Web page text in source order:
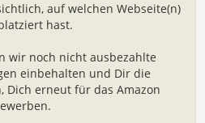
auf welchen Webseite(n)
hast.
wir noch nicht ausbezahlte
einbehalten und Dir die
Dich erneut für das Amazon